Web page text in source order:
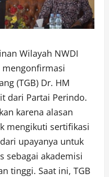
Wilayah NWDI
mengonfirmasi
(TGB) Dr. HM
dari Partai Perindo.
karena alasan
mengikuti sertifikasi
upayanya untuk
sebagai akademisi
tinggi. Saat ini, TGB